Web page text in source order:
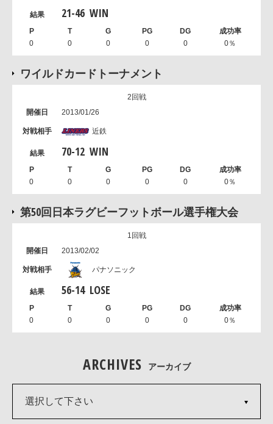
21-46 WIN
0 0 0 0 0 0％
ワイルドカードトーナメント
2回戦
2013/01/26
近鉄
70-12 WIN
0 0 0 0 0 0％
第50回日本ラグビーフットボール選手権大会
1回戦
2013/02/02
パナソニック
56-14 LOSE
0 0 0 0 0 0％
ARCHIVES アーカイブ
選択して下さい